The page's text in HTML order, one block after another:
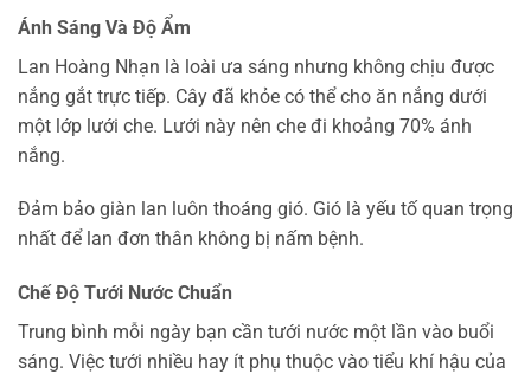
Ánh Sáng Và Độ Ẩm
Lan Hoàng Nhạn là loài ưa sáng nhưng không chịu được
nắng gắt trực tiếp. Cây đã khỏe có thể cho ăn nắng dưới
một lớp lưới che. Lưới này nên che đi khoảng 70% ánh
nắng.
Đảm bảo giàn lan luôn thoáng gió. Gió là yếu tố quan trọng
nhất để lan đơn thân không bị nấm bệnh.
Chế Độ Tưới Nước Chuẩn
Trung bình mỗi ngày bạn cần tưới nước một lần vào buổi
sáng. Việc tưới nhiều hay ít phụ thuộc vào tiểu khí hậu của